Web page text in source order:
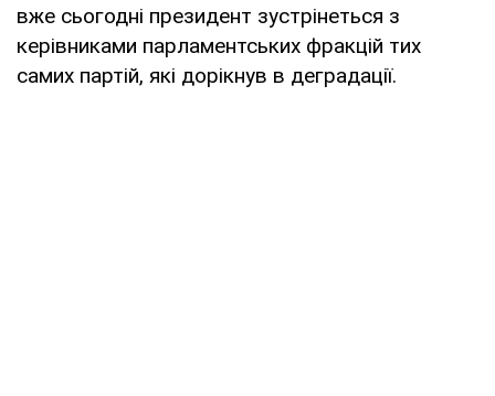
вже сьогодні президент зустрінеться з
керівниками парламентських фракцій тих
самих партій, які дорікнув в деградації.